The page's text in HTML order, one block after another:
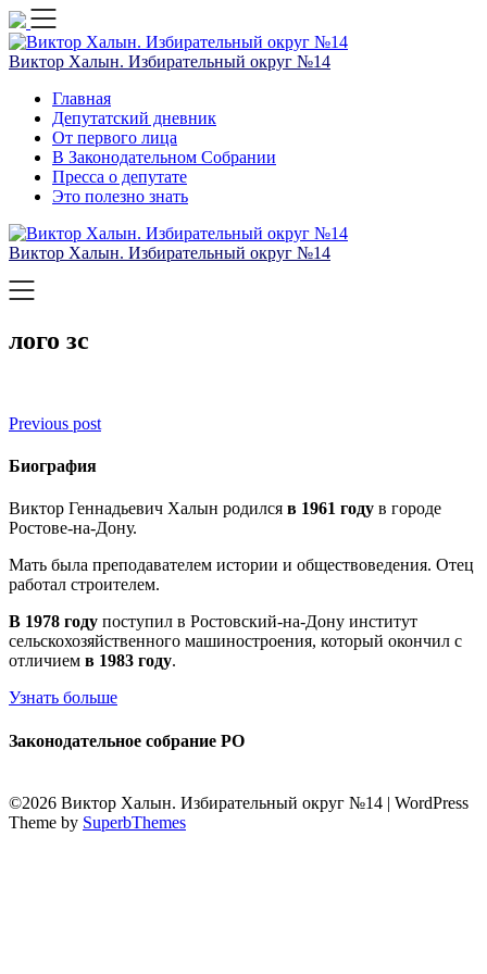
Skip
to
content
Виктор Халын. Избирательный округ №14
Главная
Депутатский дневник
От первого лица
В Законодательном Собрании
Пресса о депутате
Это полезно знать
Виктор Халын. Избирательный округ №14
лого зс
Навигация
по
Previous post
Биография
Виктор Геннадьевич Халын родился в 1961 году в городе
Ростове-на-Дону.
Мать была преподавателем истории и обществоведения. Отец
работал строителем.
В 1978 году поступил в Ростовский-на-Дону институт
сельскохозяйственного машиностроения, который окончил с
отличием в 1983 году.
Узнать больше
Законодательное собрание РО
©2026 Виктор Халын. Избирательный округ №14 | WordPress
Theme by SuperbThemes